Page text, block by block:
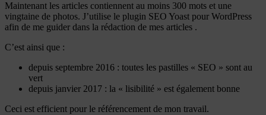
Maintenant les articles contiennent au moins 300 mots et une
vingtaine de photos. J’utilise le plugin SEO Yoast pour WordPress
afin de me guider dans la rédaction de mes articles .
C’est ainsi que :
depuis septembre 2016 : toutes les pastilles « SEO » sont au
vert
depuis janvier 2017 : la « lisibilité » est également bonne
Ceci est efficient pour le référencement de mon travail.